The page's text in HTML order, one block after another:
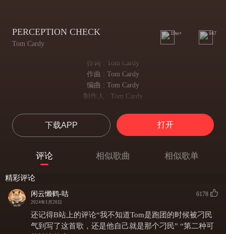
PERCEPTION CHECK
Tom Cardy
10w+ 947
作词 : Tom Cardy
作曲 : Tom Cardy
编曲 : Tom Cardy
制作人 : Tom Cardy
在这片林中小路的地平线上你们看见一群穿着黑色斗篷的身影
Slowly trudging towards you, what do you do?
我的半兽人野蛮人握紧她的巨锤然后-
Critical fail, Steve what do you do?
Well I believe in anticipation my rogue would try and hide behind a tree
好吧我觉得这种情况我的侠盗会尝试躲在树后
下载APP 打开
评论 相似歌曲 相似歌单
精彩评论
闲云懒鹤-咕
2024年1月20日
6178
还记得B站上的评论“我不知道Tom是跑团的时候被刁民
气到写了这首歌，还是他自己就是那个刁民” “第二种可